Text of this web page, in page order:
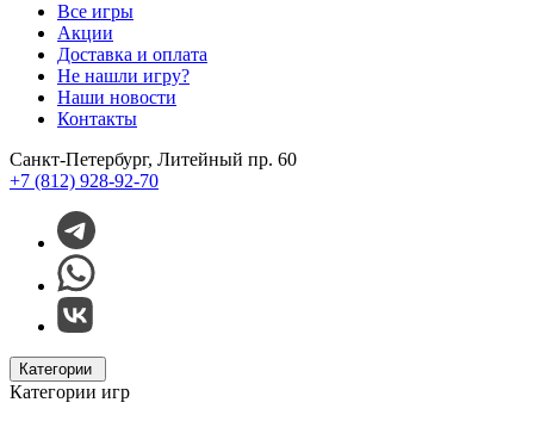
Все игры
Акции
Доставка и оплата
Не нашли игру?
Наши новости
Контакты
Санкт-Петербург, Литейный пр. 60
+7 (812) 928-92-70
Категории
Категории игр